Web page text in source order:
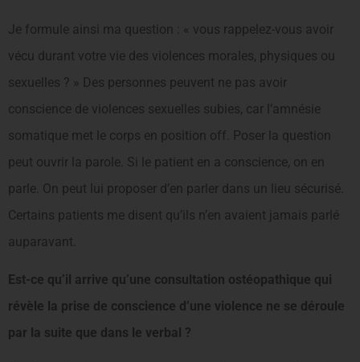
Je formule ainsi ma question : « vous rappelez-vous avoir
vécu durant votre vie des violences morales, phy­siques ou
sexuelles ? » Des personnes peuvent ne pas avoir
conscience de violences sexuelles subies, car l’amnésie
somatique met le corps en position off. Poser la question
peut ouvrir la parole. Si le patient en a conscience, on en
parle. On peut lui proposer d’en parler dans un lieu sécurisé.
Certains patients me disent qu’ils n’en avaient jamais parlé
auparavant.
Est-ce qu’il arrive qu’une consultation ostéopa­thique qui
révèle la prise de conscience d’une violence ne se déroule
par la suite que dans le verbal ?